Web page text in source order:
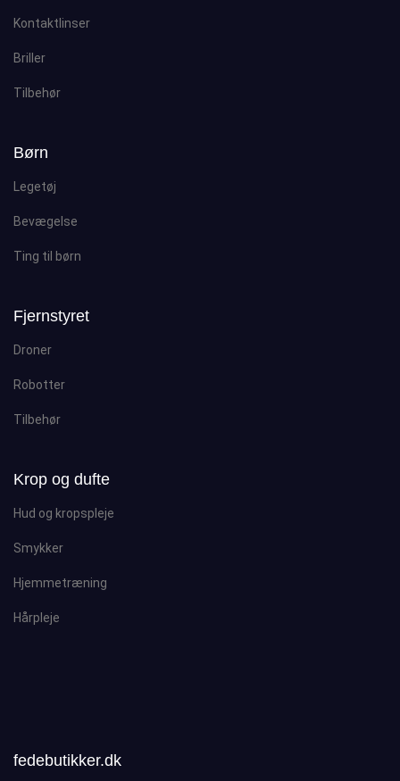
Kontaktlinser
Briller
Tilbehør
Børn
Legetøj
Bevægelse
Ting til børn
Fjernstyret
Droner
Robotter
Tilbehør
Krop og dufte
Hud og kropspleje
Smykker
Hjemmetræning
Hårpleje
fedebutikker.dk